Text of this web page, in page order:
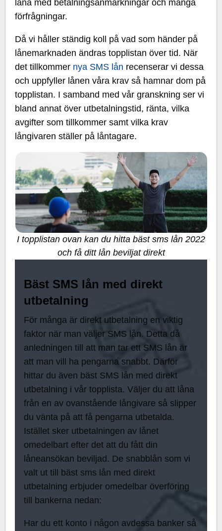
låna med betalningsanmärkningar och många
förfrågningar.
Då vi håller ständig koll på vad som händer på
lånemarknaden ändras topplistan över tid. När
det tillkommer nya SMS lån recenserar vi dessa
och uppfyller lånen våra krav så hamnar dom på
topplistan. I samband med vår granskning ser vi
bland annat över utbetalningstid, ränta, vilka
avgifter som tillkommer samt vilka krav
långivaren ställer på låntagare.
I topplistan ovan kan du hitta bäst sms lån 2022
och få ditt lån beviljat direkt
Bäst SMS lån med direkt
utbetalning
För många är direkt utbetalning en viktig
faktor när man väljer SMS lån. Detta då
anledningen till att man tar ett SMS lån är
att man vill ha pengarna snabbt. Därför
hittar du även bäst SMS lån med direkt
utbetalning i vår topplista. Väljer du att låna
från en av ovanstående långivare så slipper
du vänta på att få pengarna utbetalda.
Istället sker utbetalningen av lånet
omedelbart efter det att du fått din
låneansökan beviljad. De snabblån som vi
valt ut till bäst sms lån med direkt
utbetalning erbjuder omedelbar överföring
till bankerna nedan:
Har du ett konto i någon avdessa banker så